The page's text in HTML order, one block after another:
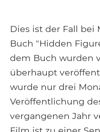
Dies ist der Fall bei
Buch "Hidden
dem Buch wurden
überhaupt
wurde nur drei
Veröffentlichung
vergangenen Jahr